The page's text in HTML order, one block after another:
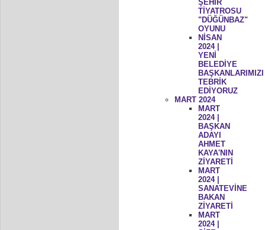
ŞEHİR
TİYATROSU
"DÜĞÜNBAZ"
OYUNU
NİSAN
2024 |
YENİ
BELEDİYE
BAŞKANLARIMIZI
TEBRİK
EDİYORUZ
MART 2024
MART
2024 |
BAŞKAN
ADAYI
AHMET
KAYA'NIN
ZİYARETİ
MART
2024 |
SANATEVİNE
BAKAN
ZİYARETİ
MART
2024 |